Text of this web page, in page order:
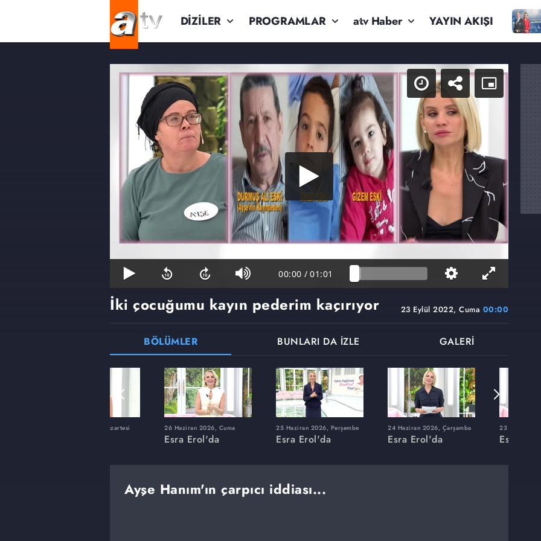
DİZİLER PROGRAMLAR atv Haber YAYIN AKIŞI
00:00 / 01:01
23 Eylül 2022, Cuma 00:00
İki çocuğumu kayın pederim kaçırıyor
BÖLÜMLER BUNLARI DA İZLE GALERİ
8 Haziran 2026, Pazartesi 26 Haziran 2026, Cuma
Esra Erol'da
25 Haziran 2026, Perşembe
Esra Erol'da
24 Haziran 2026, Çarşamba
Esra Erol'da
23 Haziran
Esra
Ayşe Hanım'ın çarpıcı iddiası...